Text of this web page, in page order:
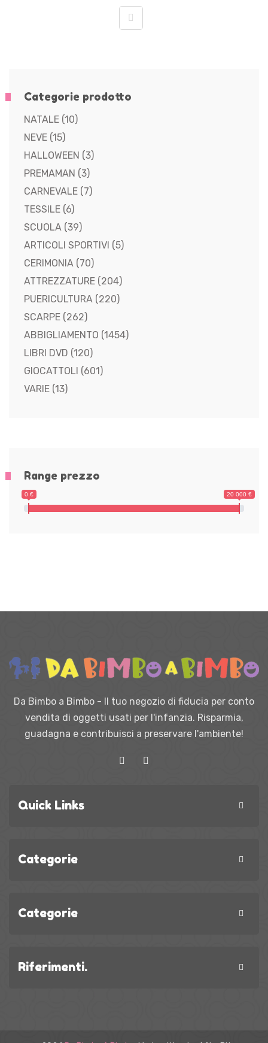
Categorie prodotto
NATALE (10)
NEVE (15)
HALLOWEEN (3)
PREMAMAN (3)
CARNEVALE (7)
TESSILE (6)
SCUOLA (39)
ARTICOLI SPORTIVI (5)
CERIMONIA (70)
ATTREZZATURE (204)
PUERICULTURA (220)
SCARPE (262)
ABBIGLIAMENTO (1454)
LIBRI DVD (120)
GIOCATTOLI (601)
VARIE (13)
Range prezzo
0 € 20 000 €
Da Bimbo a Bimbo - Il tuo negozio di fiducia per conto
vendita di oggetti usati per l'infanzia. Risparmia,
guadagna e contribuisci a preservare l'ambiente!
Quick Links
Categorie
Categorie
Riferimenti.